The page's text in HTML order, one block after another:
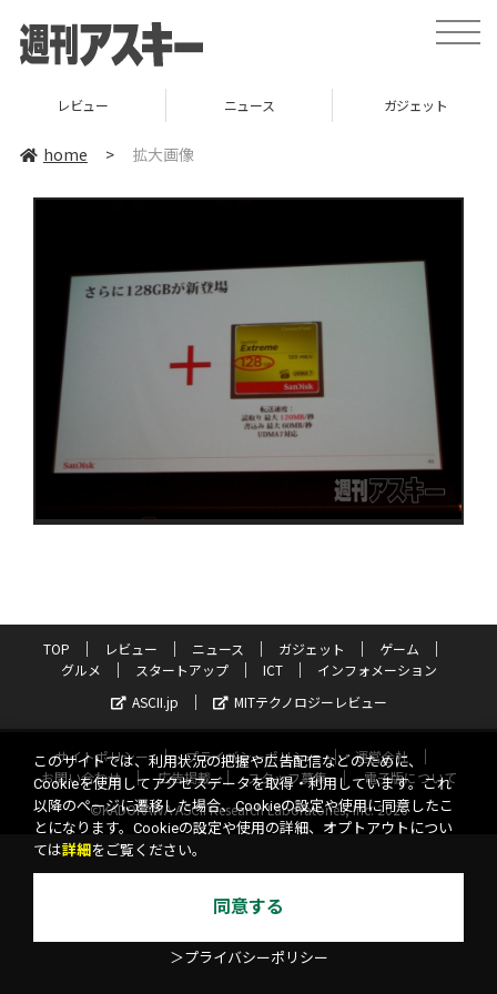
toggle
レビュー ニュース ガジェット
home > 拡大画像
TOP レビュー ニュース ガジェット
ゲーム
グルメ
スタートアップ ICT
インフォメーション
ASCII.jp
MITテクノロジーレビュー
サイトポリシー プライバシーポリシー
運営会社
お問い合わせ
広告掲載 スタッフ募集
電子版について
©KADOKAWA ASCII Research Laboratories, Inc. 2026
このサイトでは、利用状況の把握や広告配信などのために、
Cookieを使用してアクセスデータを取得・利用しています。これ
以降のページに遷移した場合、Cookieの設定や使用に同意したこ
とになります。Cookieの設定や使用の詳細、オプトアウトについ
ては詳細 をご覧ください。
同意する
＞プライバシーポリシー